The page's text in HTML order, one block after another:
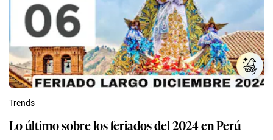
Trends
Lo último sobre los feriados del 2024 en Perú